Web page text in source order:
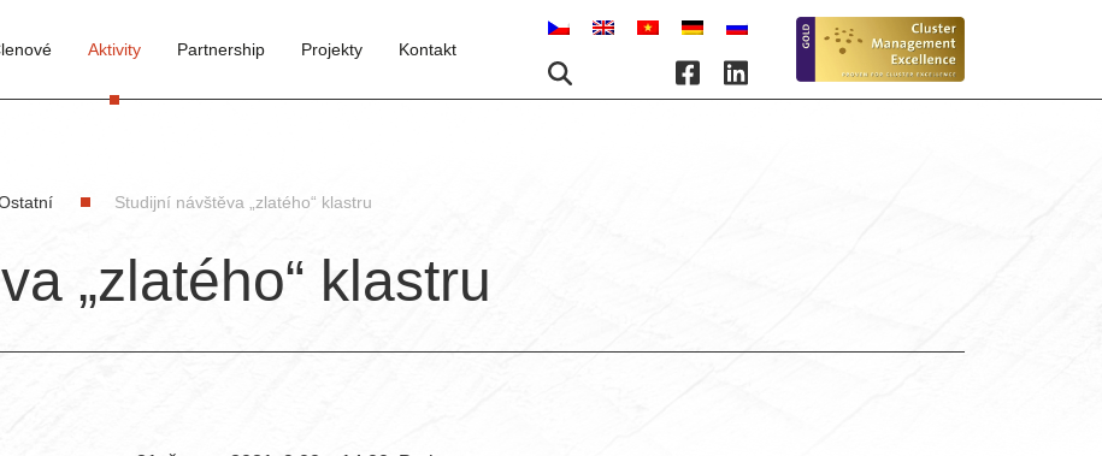
Aktivity Partnership Projekty Kontakt
Studijní návštěva „zlatého“ klastru
„zlatého“ klastru